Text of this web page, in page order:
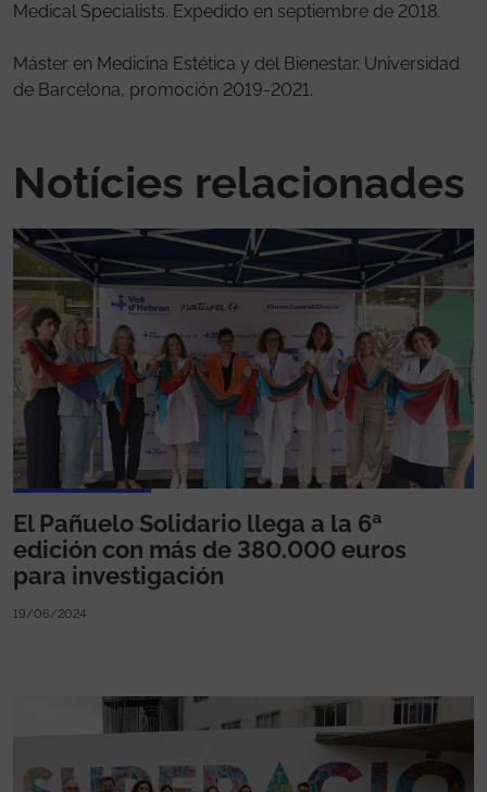
Medical Specialists. Expedido en septiembre de 2018.
Máster en Medicina Estética y del Bienestar. Universidad
de Barcelona, promoción 2019-2021.
Notícies relacionades
El Pañuelo Solidario llega a la 6ª
edición con más de 380.000 euros
para investigación
19/06/2024